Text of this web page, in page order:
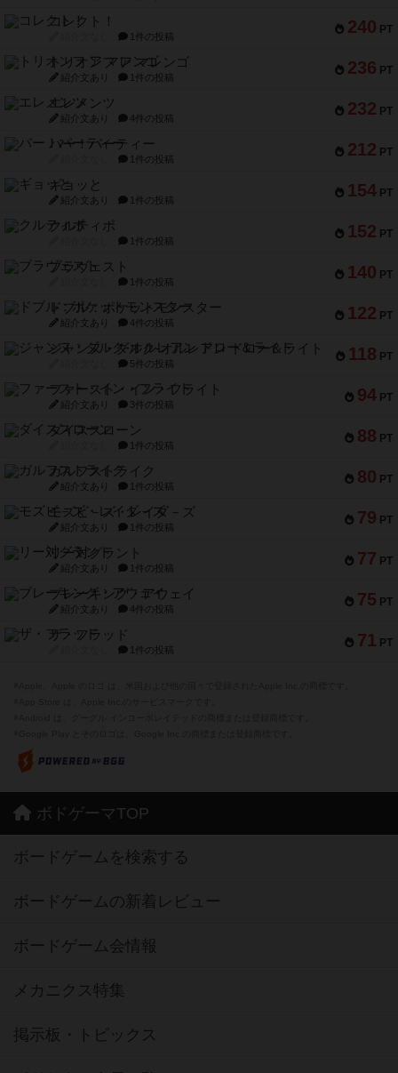
240 PT
コレクト！
1件の投稿
236 PT
トリオンフ ア マレンゴ
紹介文あり 1件の投稿
232 PT
エレメンツ
紹介文あり 4件の投稿
212 PT
バー！パーティー
1件の投稿
154 PT
ギョッと
紹介文あり 1件の投稿
152 PT
クルティボ
1件の投稿
140 PT
ブラヴェスト
1件の投稿
122 PT
ドブル：ポケットモンスター
紹介文あり 4件の投稿
118 PT
ジャンヌ・ダルク-オルレアン ドロー＆ライト
5件の投稿
94 PT
ファースト・イン・フライト
紹介文あり 3件の投稿
88 PT
ダイススローン
1件の投稿
80 PT
ガルフストライク
紹介文あり 1件の投稿
79 PT
モズビ－ズ・レイダ－ズ
紹介文あり 1件の投稿
77 PT
リー対グラント
紹介文あり 1件の投稿
75 PT
ブレーキング・アウェイ
紹介文あり 4件の投稿
71 PT
ザ・フラッド
1件の投稿
ボドゲーマTOP
ボードゲームを検索する
ボードゲームの新着レビュー
ボードゲーム会情報
メカニクス特集
掲示板・トピックス